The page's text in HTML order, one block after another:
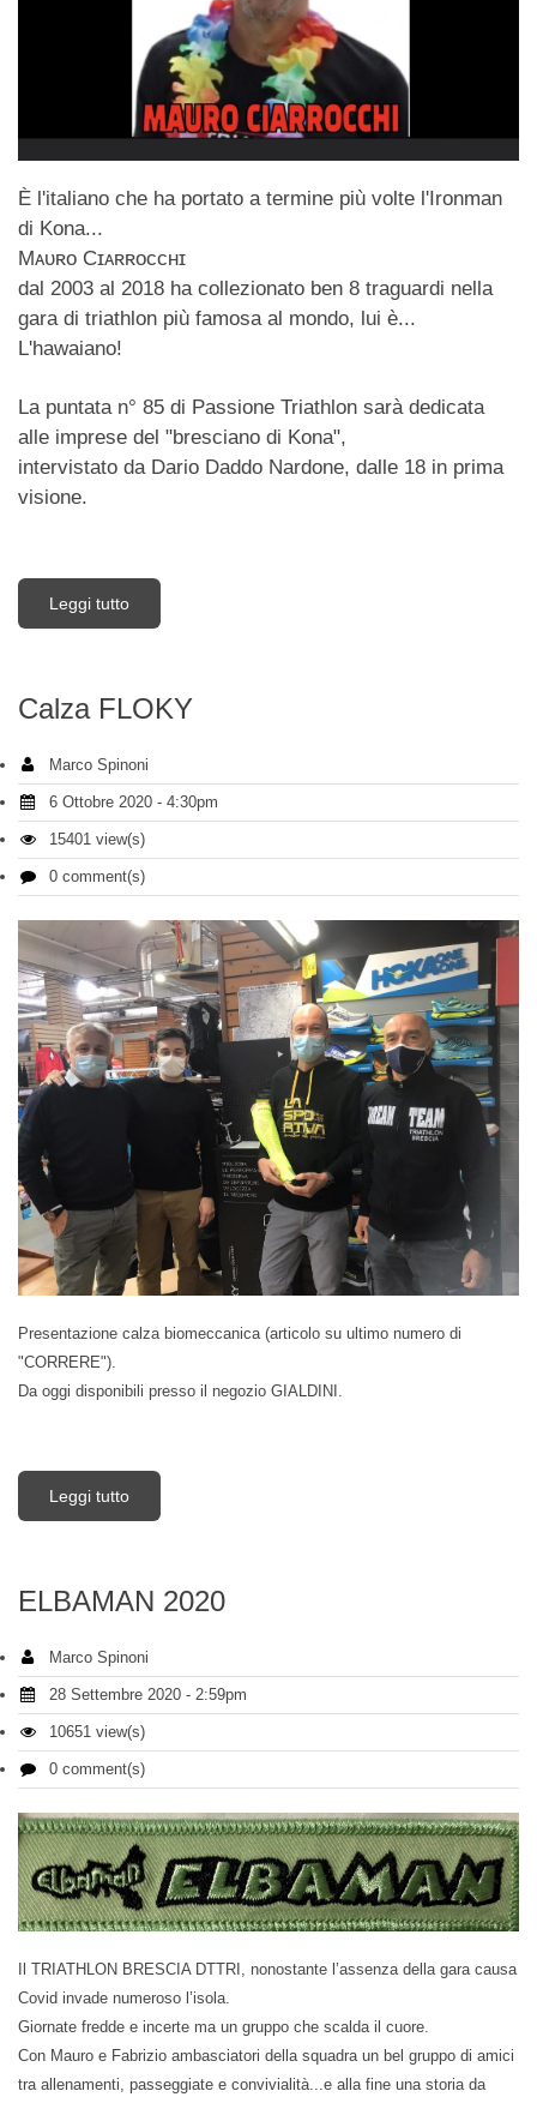
È l'italiano che ha portato a termine più volte l'Ironman
di Kona...
Mᴀᴜʀᴏ Cɪᴀʀʀᴏᴄᴄʜɪ
dal 2003 al 2018 ha collezionato ben 8 traguardi nella
gara di triathlon più famosa al mondo, lui è...
L'hawaiano!
La puntata n° 85 di Passione Triathlon sarà dedicata
alle imprese del "bresciano di Kona",
intervistato da Dario Daddo Nardone, dalle 18 in prima
visione.
Leggi tutto
Calza FLOKY
Marco Spinoni
6 Ottobre 2020 - 4:30pm
15401 view(s)
0 comment(s)
Presentazione calza biomeccanica (articolo su ultimo numero di
"CORRERE").
Da oggi disponibili presso il negozio GIALDINI.
Leggi tutto
ELBAMAN 2020
Marco Spinoni
28 Settembre 2020 - 2:59pm
10651 view(s)
0 comment(s)
Il TRIATHLON BRESCIA DTTRI, nonostante l’assenza della gara causa
Covid invade numeroso l’isola.
Giornate fredde e incerte ma un gruppo che scalda il cuore.
Con Mauro e Fabrizio ambasciatori della squadra un bel gruppo di amici
tra allenamenti, passeggiate e convivialità...e alla fine una storia da